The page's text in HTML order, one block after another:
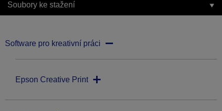
Soubory ke stažení
Software pro kreativní práci
Epson Creative Print